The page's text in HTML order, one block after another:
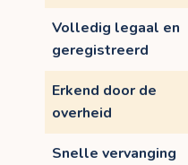
Volledig legaal en
geregistreerd
Erkend door de
overheid
Snelle vervanging